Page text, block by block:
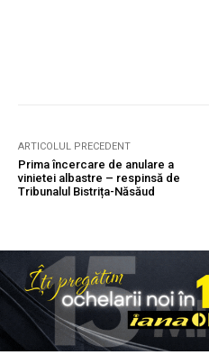
ARTICOLUL PRECEDENT
Prima încercare de anulare a
vinietei albastre – respinsă de
Tribunalul Bistrița-Năsăud